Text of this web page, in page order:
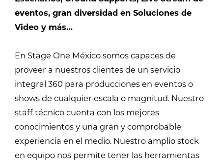
eventos, gran diversidad en Soluciones de
Video y más…
En Stage One México somos capaces de
proveer a nuestros clientes de un servicio
integral 360 para producciones en eventos o
shows de cualquier escala o magnitud. Nuestro
staff técnico cuenta con los mejores
conocimientos y una gran y comprobable
experiencia en el medio. Nuestro amplio stock
en equipo nos permite tener las herramientas